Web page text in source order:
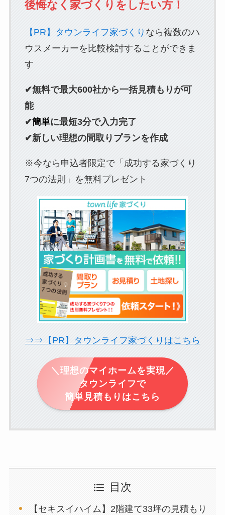
後悔なく家づくりをしたい方！
【PR】タウンライフ家づくり なら複数のハ
ウスメーカーを比較検討することができま
す
✔無料で最大600社から一括見積もりが可
能
✔簡単に最短3分で入力完了
✔新しい理想の間取りプランを作成
※今なら申込者限定で「成功する家づくり
7つの法則」を無料プレゼント
⇒⇒【PR】タウンライフ家づくりはこちら
＼理想のマイホームを実現／
タウンライフで
簡単見積もりはこちら
目次
【セキスイハイム】2階建て33坪の見積もり